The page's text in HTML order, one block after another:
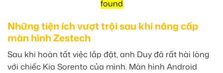
found
Những tiện ích vượt trội sau khi nâng cấp
màn hình Zestech
Sau khi hoàn tất việc lắp đặt, anh Duy đã rất hài lòng
với chiếc Kia Sorento của mình. Màn hình Android